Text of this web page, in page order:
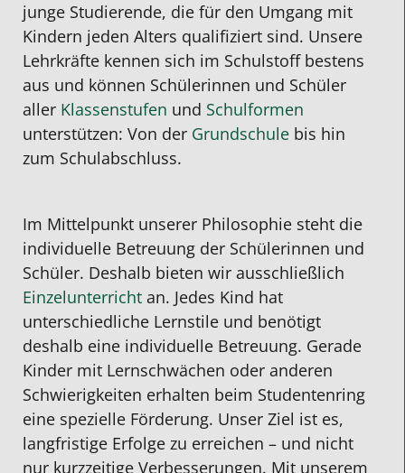
junge Studierende, die für den Umgang mit
Kindern jeden Alters qualifiziert sind. Unsere
Lehrkräfte kennen sich im Schulstoff bestens
aus und können Schülerinnen und Schüler
aller Klassenstufen und Schulformen
unterstützen: Von der Grundschule bis hin
zum Schulabschluss.
Im Mittelpunkt unserer Philosophie steht die
individuelle Betreuung der Schülerinnen und
Schüler. Deshalb bieten wir ausschließlich
Einzelunterricht an. Jedes Kind hat
unterschiedliche Lernstile und benötigt
deshalb eine individuelle Betreuung. Gerade
Kinder mit Lernschwächen oder anderen
Schwierigkeiten erhalten beim Studentenring
eine spezielle Förderung. Unser Ziel ist es,
langfristige Erfolge zu erreichen – und nicht
nur kurzzeitige Verbesserungen. Mit unserem